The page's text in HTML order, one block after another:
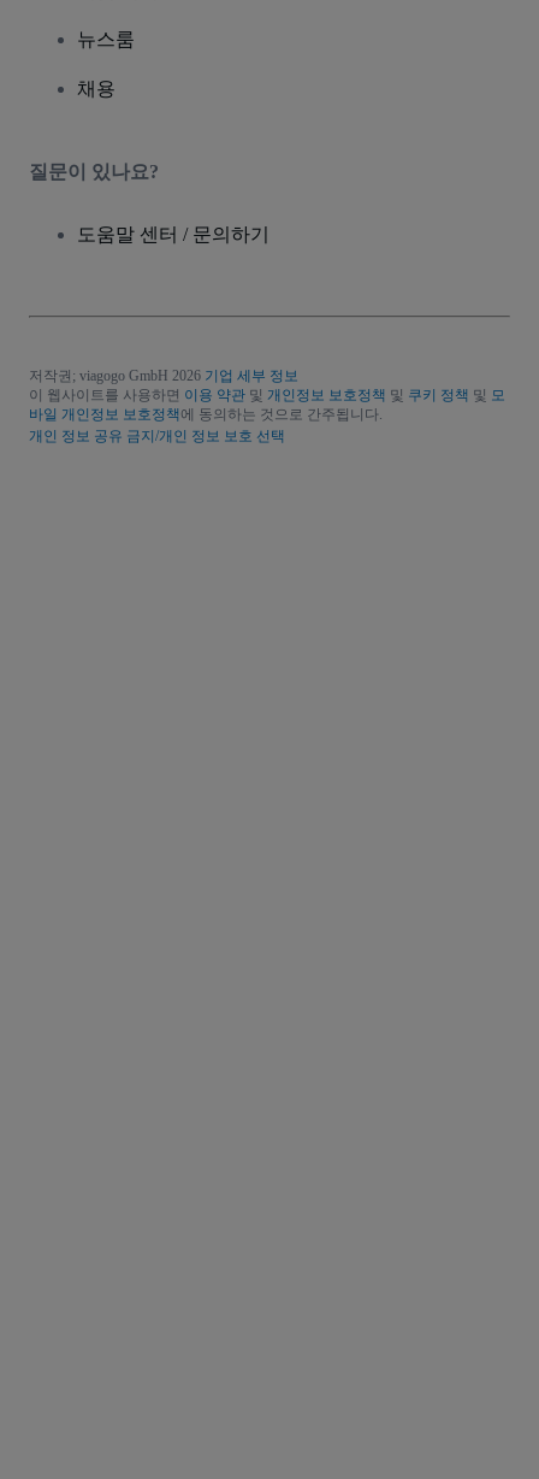
뉴스룸
채용
질문이 있나요?
도움말 센터 / 문의하기
저작권; viagogo GmbH 2026 기업 세부 정보
이 웹사이트를 사용하면 이용 약관 및 개인정보 보호정책 및 쿠키 정책 및 모
바일 개인정보 보호정책에 동의하는 것으로 간주됩니다.
개인 정보 공유 금지/개인 정보 보호 선택